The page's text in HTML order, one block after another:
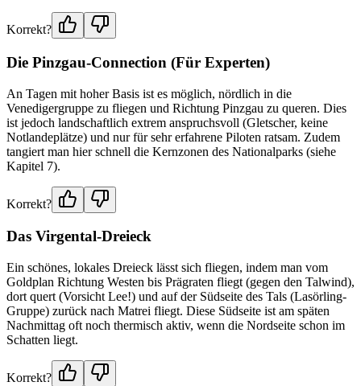
Korrekt?
Die Pinzgau-Connection (Für Experten)
An Tagen mit hoher Basis ist es möglich, nördlich in die
Venedigergruppe zu fliegen und Richtung Pinzgau zu queren. Dies
ist jedoch landschaftlich extrem anspruchsvoll (Gletscher, keine
Notlandeplätze) und nur für sehr erfahrene Piloten ratsam. Zudem
tangiert man hier schnell die Kernzonen des Nationalparks (siehe
Kapitel 7).
Korrekt?
Das Virgental-Dreieck
Ein schönes, lokales Dreieck lässt sich fliegen, indem man vom
Goldplan Richtung Westen bis Prägraten fliegt (gegen den Talwind),
dort quert (Vorsicht Lee!) und auf der Südseite des Tals (Lasörling-
Gruppe) zurück nach Matrei fliegt. Diese Südseite ist am späten
Nachmittag oft noch thermisch aktiv, wenn die Nordseite schon im
Schatten liegt.
Korrekt?